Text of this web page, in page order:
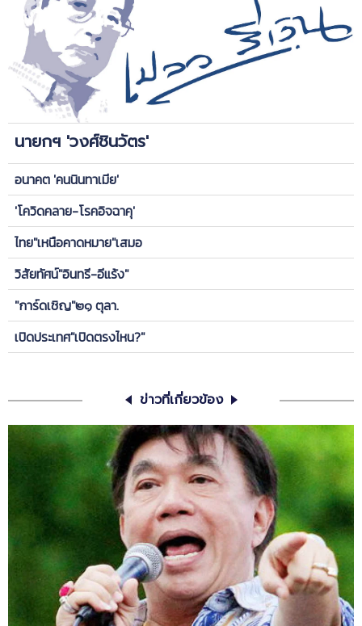
นายกฯ 'วงศ์ชินวัตร'
อนาคต 'คนนินทาเมีย'
'โควิดคลาย-โรคอิจฉาคุ'
ไทย"เหนือคาดหมาย"เสมอ
วิสัยทัศน์"อินทรี-อีแร้ง"
"การ์ดเชิญ"๒๑ ตุลา.
เปิดประเทศ"เปิดตรงไหน?"
ข่าวที่เกี่ยวข้อง